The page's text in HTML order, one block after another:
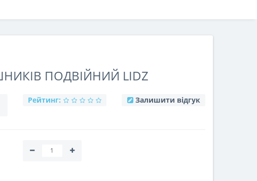
ПОДВІЙНИЙ LIDZ
Рейтинг: Залишити відгук